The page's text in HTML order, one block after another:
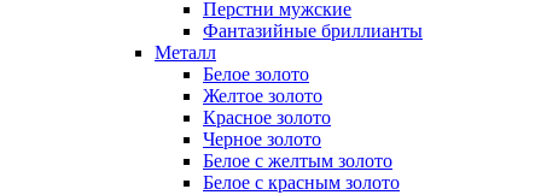
Перстни мужские
Фантазийные бриллианты
Металл
Белое золото
Желтое золото
Красное золото
Черное золото
Белое с желтым золото
Белое с красным золото